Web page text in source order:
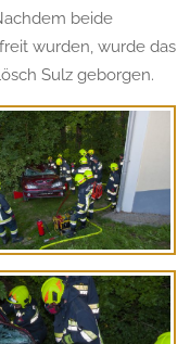
beide
wurden, wurde das
Sulz geborgen.